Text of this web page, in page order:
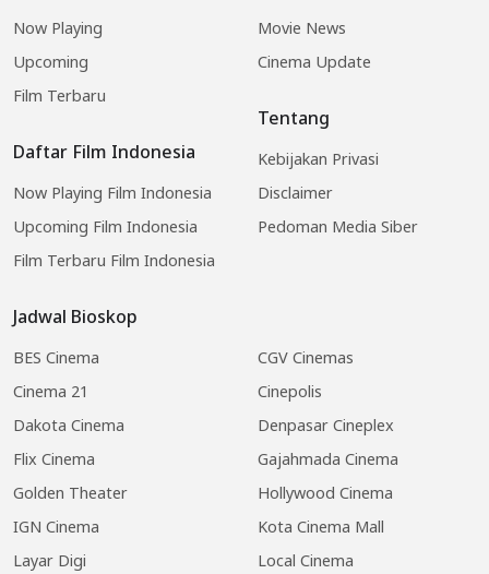
Now Playing
Upcoming
Film Terbaru
Daftar Film Indonesia
Now Playing Film Indonesia
Upcoming Film Indonesia
Film Terbaru Film Indonesia
Jadwal Bioskop
BES Cinema
CGV Cinemas
Cinema 21
Cinepolis
Dakota Cinema
Denpasar Cineplex
Flix Cinema
Gajahmada Cinema
Golden Theater
Hollywood Cinema
IGN Cinema
Kota Cinema Mall
Layar Digi
Local Cinema
Movie News
Cinema Update
Tentang
Kebijakan Privasi
Disclaimer
Pedoman Media Siber